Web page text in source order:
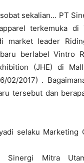
sekalian… PT
terkemuka di
market leader
berlabel Vintro
(JHE) di
02/2017) .
tersebut dan
selaku Marketing
Sinergi Mitra